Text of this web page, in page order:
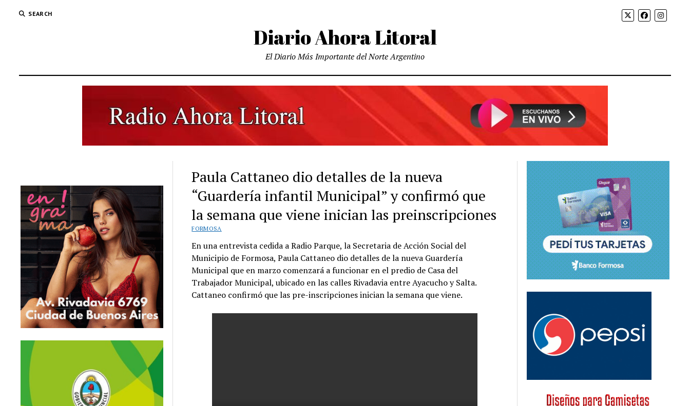
SEARCH
Diario Ahora Litoral
El Diario Más Importante del Norte Argentino
Paula Cattaneo dio detalles de la nueva
“Guardería infantil Municipal” y confirmó que
la semana que viene inician las preinscripciones
FORMOSA
En una entrevista cedida a Radio Parque, la Secretaria de Acción Social del
Municipio de Formosa, Paula Cattaneo dio detalles de la nueva Guardería
Municipal que en marzo comenzará a funcionar en el predio de Casa del
Trabajador Municipal, ubicado en las calles Rivadavia entre Ayacucho y Salta.
Cattaneo confirmó que las pre-inscripciones inician la semana que viene.